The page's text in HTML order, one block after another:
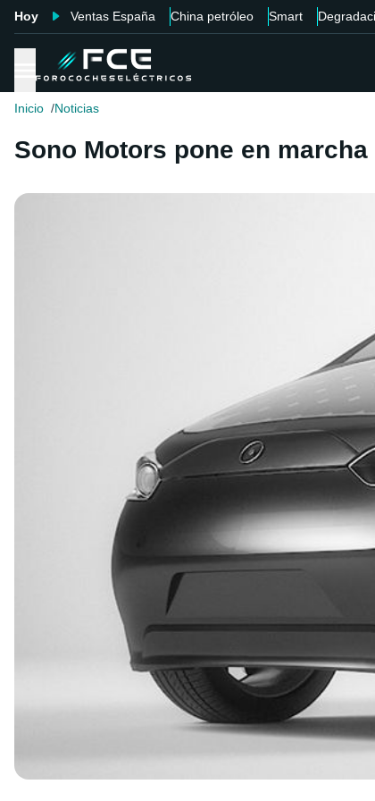
Hoy Ventas España China petróleo Smart
Inicio Noticias
Sono Motors pone en